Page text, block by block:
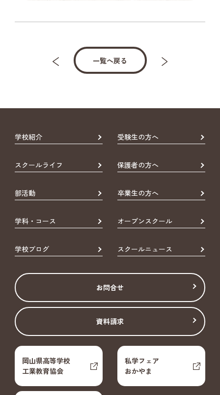
一覧へ戻る
学校紹介 受験生の方へ
スクールライフ 保護者の方へ
部活動 卒業生の方へ
学科・コース オープンスクール
学校ブログ スクールニュース
お問合せ
資料請求
岡山県高等学校
工業教育協会
私学フェア
おかやま